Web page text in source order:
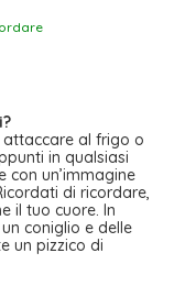
attaccare al frigo o
in qualsiasi
un’immagine
di ricordare,
il tuo cuore. In
coniglio e delle
un pizzico di